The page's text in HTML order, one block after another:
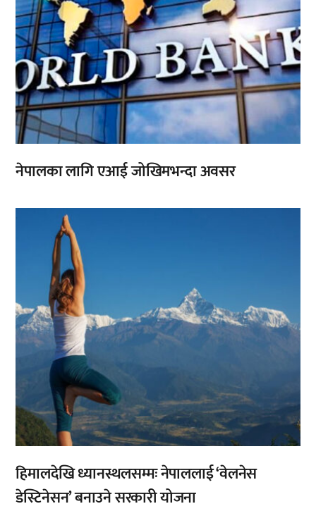
नेपालका लागि एआई जोखिमभन्दा अवसर
हिमालदेखि ध्यानस्थलसम्मः नेपाललाई ‘वेलनेस
डेस्टिनेसन’ बनाउने सरकारी योजना